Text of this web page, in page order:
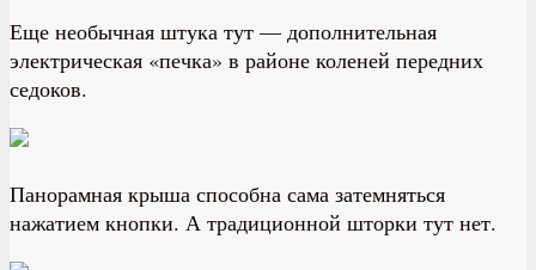
Еще необычная штука тут — дополнительная
электрическая «печка» в районе коленей передних
седоков.
Панорамная крыша способна сама затемняться
нажатием кнопки. А традиционной шторки тут нет.